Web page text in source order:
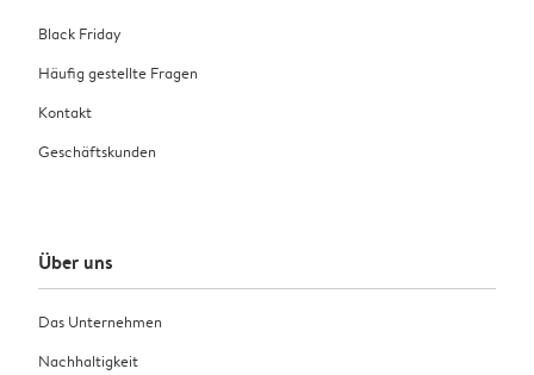
Black Friday
Häufig gestellte Fragen
Kontakt
Geschäftskunden
Über uns
Das Unternehmen
Nachhaltigkeit